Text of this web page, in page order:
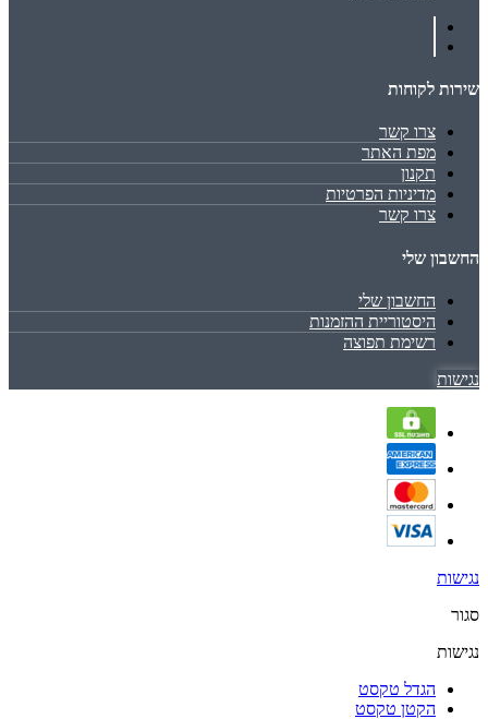
שירות לקוחות
צרו קשר
מפת האתר
תקנון
מדיניות הפרטיות
צרו קשר
החשבון שלי
החשבון שלי
היסטוריית ההזמנות
רשימת תפוצה
נגישות
נגישות
סגור
נגישות
הגדל טקסט
הקטן טקסט